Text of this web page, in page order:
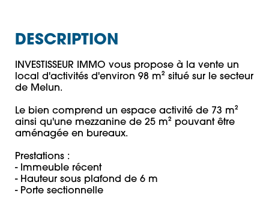
DESCRIPTION
INVESTISSEUR IMMO vous propose à la vente un
local d'activités d'environ 98 m² situé sur le secteur
de Melun.
Le bien comprend un espace activité de 73 m²
ainsi qu'une mezzanine de 25 m² pouvant être
aménagée en bureaux.
Prestations :
- Immeuble récent
- Hauteur sous plafond de 6 m
- Porte sectionnelle